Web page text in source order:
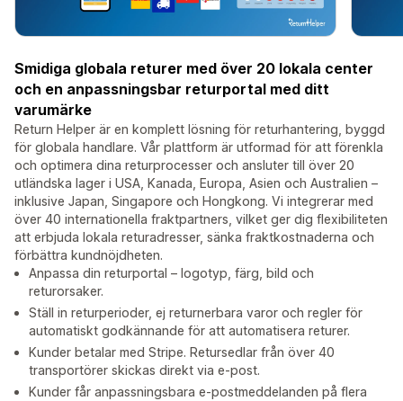
Smidiga globala returer med över 20 lokala center
och en anpassningsbar returportal med ditt
varumärke
Return Helper är en komplett lösning för returhantering, byggd
för globala handlare. Vår plattform är utformad för att förenkla
och optimera dina returprocesser och ansluter till över 20
utländska lager i USA, Kanada, Europa, Asien och Australien –
inklusive Japan, Singapore och Hongkong. Vi integrerar med
över 40 internationella fraktpartners, vilket ger dig flexibiliteten
att erbjuda lokala returadresser, sänka fraktkostnaderna och
förbättra kundnöjdheten.
Anpassa din returportal – logotyp, färg, bild och
returorsaker.
Ställ in returperioder, ej returnerbara varor och regler för
automatiskt godkännande för att automatisera returer.
Kunder betalar med Stripe. Retursedlar från över 40
transportörer skickas direkt via e-post.
Kunder får anpassningsbara e-postmeddelanden på flera